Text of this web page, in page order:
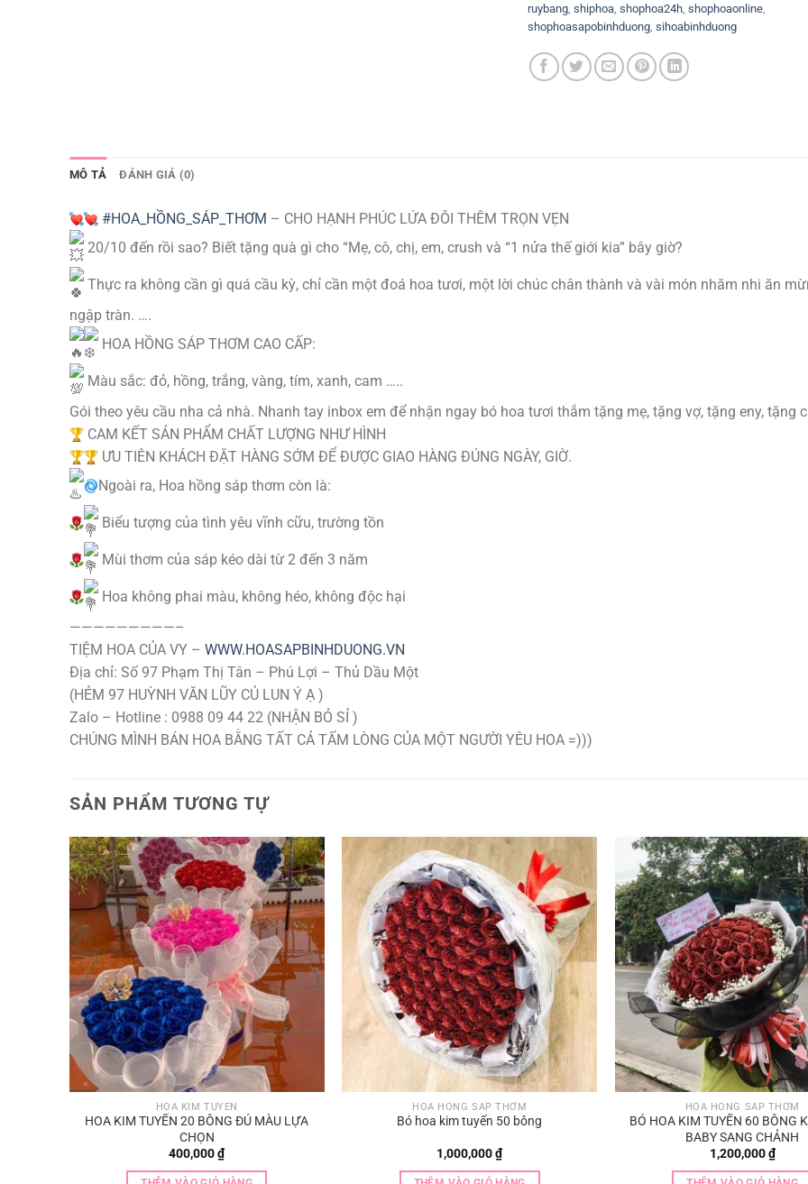
ruybang ,shiphoa ,shophoa24h ,shophoaonline
shophoasapobinhduong ,sihoabinhduong
MÔ TẢ ĐÁNH GIÁ (0)
#HOA_HỒNG_SÁP_THƠM – CHO HẠNH PHÚC LỨA ĐÔI THÊM TRỌN VẸN
20/10 đến rồi sao? Biết tặng quà gì cho “Mẹ, cô, chị, em, crush và “1 nửa thế giới kia” bây giờ?
Thực ra không cần gì quá cầu kỳ, chỉ cần một đoá hoa tươi, một lời chúc chân thành và vài món nhăm nhi ăn
ngập tràn. ….
HOA HỒNG SÁP THƠM CAO CẤP:
Màu sắc: đỏ, hồng, trắng, vàng, tím, xanh, cam …..
Gói theo yêu cầu nha cả nhà. Nhanh tay inbox em để nhận ngay bó hoa tươi thắm tặng mẹ, tặng vợ, tặng eny, tặng
CAM KẾT SẢN PHẨM CHẤT LƯỢNG NHƯ HÌNH
ƯU TIÊN KHÁCH ĐẶT HÀNG SỚM ĐỂ ĐƯỢC GIAO HÀNG ĐÚNG NGÀY, GIỜ.
Ngoài ra, Hoa hồng sáp thơm còn là:
Biểu tượng của tình yêu vĩnh cữu, trường tồn
Mùi thơm của sáp kéo dài từ 2 đến 3 năm
Hoa không phai màu, không héo, không độc hại
—————————–
TIỆM HOA CỦA VY – WWW.HOASAPBINHDUONG.VN
Địa chỉ: Số 97 Phạm Thị Tân – Phú Lợi – Thủ Dầu Một
(HẺM 97 HUỲNH VĂN LŨY CỦ LUN Ý Ạ )
Zalo – Hotline : 0988 09 44 22 (NHẬN BỎ SỈ )
CHÚNG MÌNH BÁN HOA BẰNG TẤT CẢ TẤM LÒNG CỦA MỘT NGƯỜI YÊU HOA =)))
SẢN PHẨM TƯƠNG TỰ
HOA KIM TUYẾN
HOA KIM TUYẾN 20 BÔNG ĐỦ MÀU LỰA
CHỌN
400,000₫
HOA HỒNG SÁP THƠM
Bó hoa kim tuyến 50 bông
1,000,000₫
HOA HỒNG SÁP THƠM
BÓ HOA KIM TUYẾN 60 BÔNG
BABY SANG CHẢNH
1,200,000₫